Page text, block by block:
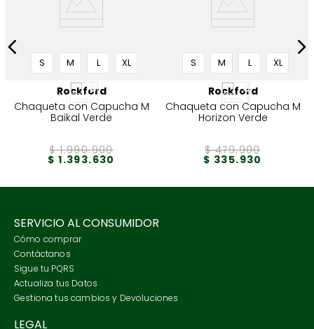
S M L XL
Rockford
Chaqueta con Capucha M
Baikal Verde
$ 1.990.900
$ 1.393.630
S M L XL
Rockford
Chaqueta con Capucha M
Horizon Verde
$ 479.900
$ 335.930
SERVICIO AL CONSUMIDOR
Cómo comprar
Contáctanos
Sigue tu PQRS
Actualiza tus Datos
Gestiona tus cambios y Devoluciones
LEGAL